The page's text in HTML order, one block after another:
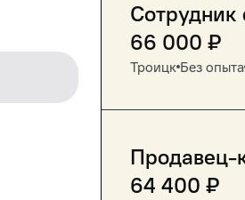
Сотрудник
66 000 ₽
Троицк Без опыта
Продавец-
64 400 ₽